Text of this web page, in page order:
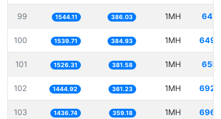
99 1544.11 386.03 1MH
100 1539.71 384.93 1MH
101 1526.31 381.58 1MH
102 1444.92 361.23 1MH
103 1436.74 359.18 1MH